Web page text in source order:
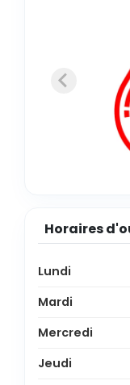
Horaires
Lundi
Mardi
Mercredi
Jeudi